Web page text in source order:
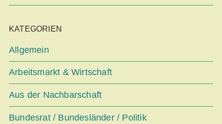
KATEGORIEN
Allgemein
Arbeitsmarkt & Wirtschaft
Aus der Nachbarschaft
Bundesrat / Bundesländer / Politik